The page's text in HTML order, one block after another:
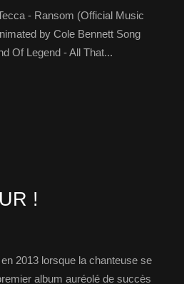
- Ransom (Official Music
by Cole Bennett Song
Of Legend - All That...
!
2013 lorsque la chanteuse se
album auréolé de succès